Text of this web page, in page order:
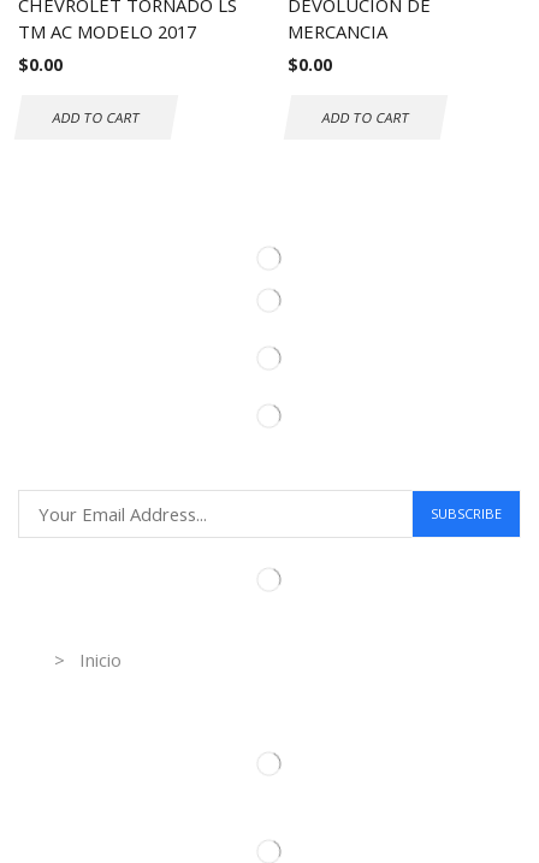
TM AC MODELO 2017
$0.00
ADD TO CART
MERCANCIA
$0.00
ADD TO CART
> Inicio